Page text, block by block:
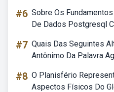
#6 Sobre Os
De Dados Postgresql
#7 Quais Das Seguintes
Antônimo Da Palavra
#8 O Planisfério
Aspectos Físicos Do